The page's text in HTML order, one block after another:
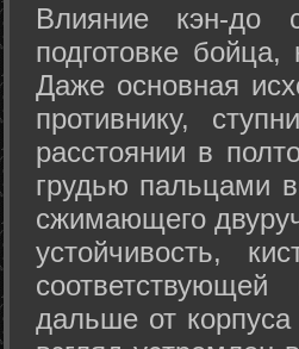
Влияние кэн-до
подготовке
Даже основная
противнику,
расстоянии в
грудью пальцами
сжимающего
устойчивость,
дальше от